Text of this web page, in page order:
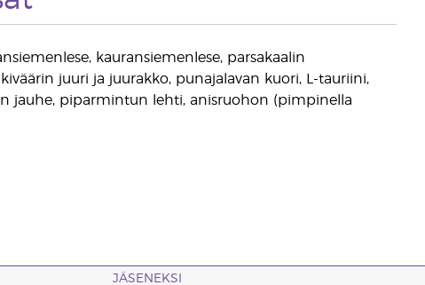
kauransiemenlese, parsakaalin
juuri ja juurakko, punajalavan kuori, L-tauriini,
jauhe, piparmintun lehti, anisruohon (pimpinella
JÄSENEKSI